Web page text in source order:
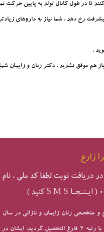
تا در طول کانال تولد به پايين حرکت
رخ دهد ، شما نياز به داروهاي
.
موفق نشديد ، دکتر زنان و زايمان
زارع
دريافت نوبت لطفا کد ملي ، نام
( ایـنـجـا S M S کنید )